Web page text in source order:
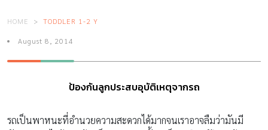
HOME TODDLER 1-2 Y
August 8, 2014
ป้องกันลูกประสบอุบัติเหตุจากรถ
รถเป็นพาหนะที่อำนวยความสะดวกได้มากจนเราอาจลืมว่ามันมี